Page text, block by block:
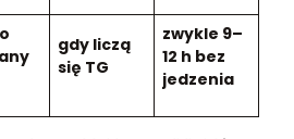
gdy liczą
się TG
zwykle 9–
12 h bez
jedzenia